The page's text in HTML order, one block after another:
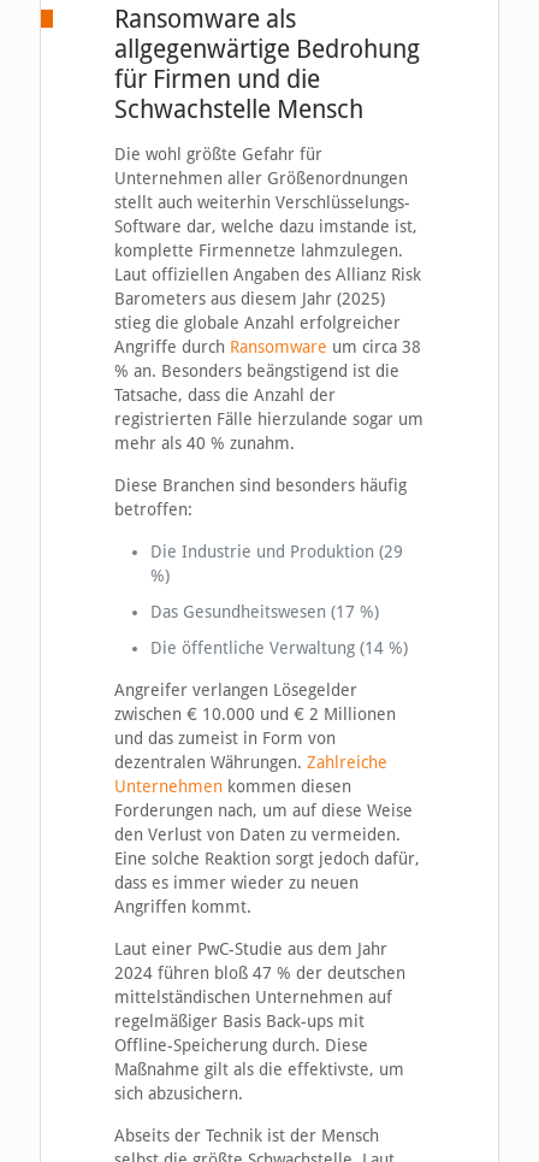
Ransomware als
allgegenwärtige Bedrohung
für Firmen und die
Schwachstelle Mensch
Die wohl größte Gefahr für
Unternehmen aller Größenordnungen
stellt auch weiterhin Verschlüsselungs-
Software dar, welche dazu imstande ist,
komplette Firmennetze lahmzulegen.
Laut offiziellen Angaben des Allianz Risk
Barometers aus diesem Jahr (2025)
stieg die globale Anzahl erfolgreicher
Angriffe durch Ransomware um circa 38
% an. Besonders beängstigend ist die
Tatsache, dass die Anzahl der
registrierten Fälle hierzulande sogar um
mehr als 40 % zunahm.
Diese Branchen sind besonders häufig
betroffen:
Die Industrie und Produktion (29
%)
Das Gesundheitswesen (17 %)
Die öffentliche Verwaltung (14 %)
Angreifer verlangen Lösegelder
zwischen € 10.000 und € 2 Millionen
und das zumeist in Form von
dezentralen Währungen. Zahlreiche
Unternehmenkommen diesen
Forderungen nach, um auf diese Weise
den Verlust von Daten zu vermeiden.
Eine solche Reaktion sorgt jedoch dafür,
dass es immer wieder zu neuen
Angriffen kommt.
Laut einer PwC-Studie aus dem Jahr
2024 führen bloß 47 % der deutschen
mittelständischen Unternehmen auf
regelmäßiger Basis Back-ups mit
Offline-Speicherung durch. Diese
Maßnahme gilt als die effektivste, um
sich abzusichern.
Abseits der Technik ist der Mensch